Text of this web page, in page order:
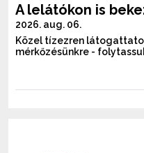
A lelátókon is
2026. aug. 06.
Közel tízezren
mérkőzésünkre -